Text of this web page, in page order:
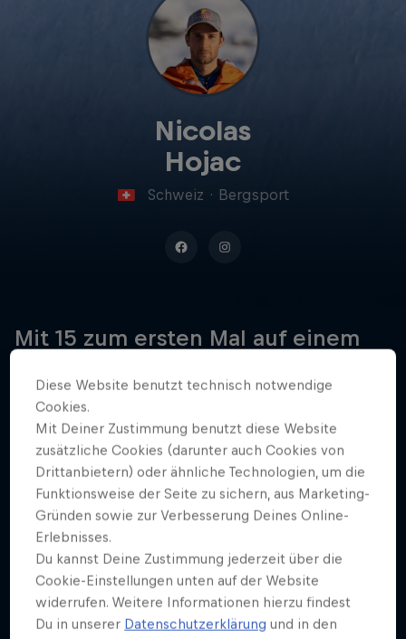
Nicolas
Hojac
Schweiz · Bergsport
Mit 15 zum ersten Mal auf einem
Speedrekord auf dem Eiger: Nico
Hojac ist Alpinist und Abenteurer
durch und durch.
Geburtsdatum
13 Juli 1992
Geburtsort
Bern
Alter
Diese Website benutzt technisch notwendige
Cookies.
Mit Deiner Zustimmung benutzt diese Website
zusätzliche Cookies (darunter auch Cookies von
Drittanbietern) oder ähnliche Technologien, um die
Funktionsweise der Seite zu sichern, aus Marketing-
Gründen sowie zur Verbesserung Deines Online-
Erlebnisses.
Du kannst Deine Zustimmung jederzeit über die
Cookie-Einstellungen unten auf der Website
widerrufen. Weitere Informationen hierzu findest
Du in unserer Datenschutzerklärung und in den